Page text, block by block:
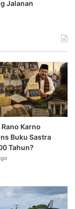
Jalanan
Karno
Buku Sastra
Tahun?